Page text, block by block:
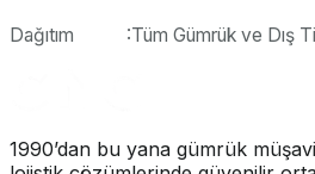
Dağıtım :Tüm Gümrük ve Dış
1990’dan bu yana gümrük